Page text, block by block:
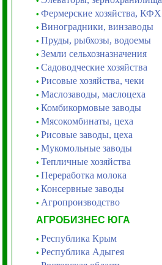
• Фермерские хозяйства, КФХ
• Виноградники, винзаводы
• Пруды, рыбхозы, водоемы
• Земли сельхозназначения
• Садоводческие хозяйства
• Рисовые хозяйства, чеки
• Маслозаводы, маслоцеха
• Комбикормовые заводы
• Мясокомбинаты, цеха
• Рисовые заводы, цеха
• Мукомольные заводы
• Тепличные хозяйства
• Переработка молока
• Консервные заводы
• Агропроизводство
АГРОБИЗНЕС ЮГА
• Республика Крым
• Республика Адыгея